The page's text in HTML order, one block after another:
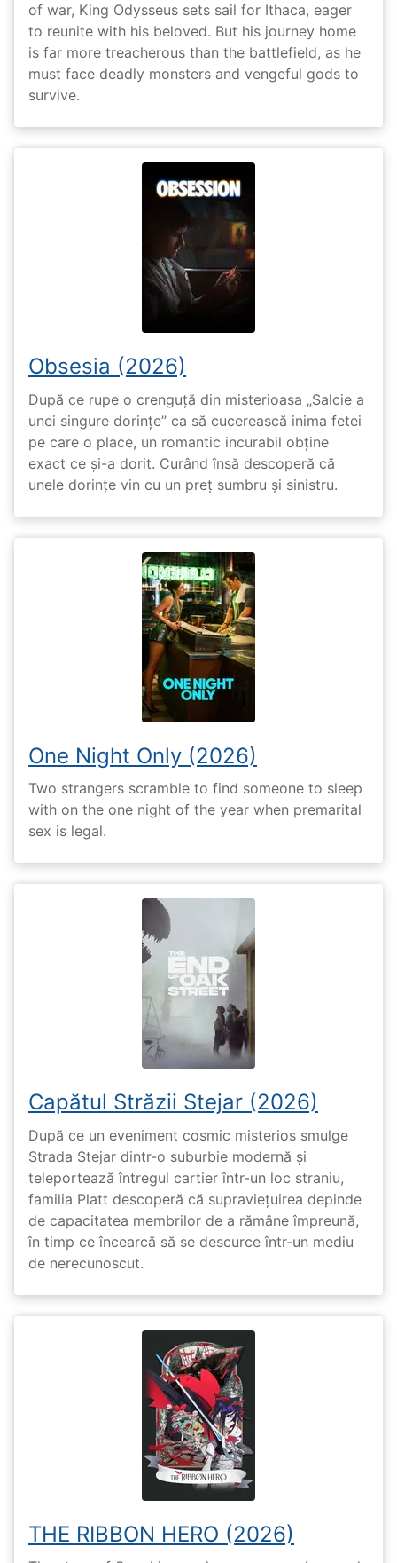
of war, King Odysseus sets sail for Ithaca, eager
to reunite with his beloved. But his journey home
is far more treacherous than the battlefield, as he
must face deadly monsters and vengeful gods to
survive.
Obsesia (2026)
După ce rupe o crenguță din misterioasa „Salcie a
unei singure dorințe” ca să cucerească inima fetei
pe care o place, un romantic incurabil obține
exact ce și-a dorit. Curând însă descoperă că
unele dorințe vin cu un preț sumbru și sinistru.
One Night Only (2026)
Two strangers scramble to find someone to sleep
with on the one night of the year when premarital
sex is legal.
Capătul Străzii Stejar (2026)
După ce un eveniment cosmic misterios smulge
Strada Stejar dintr-o suburbie modernă și
teleportează întregul cartier într-un loc straniu,
familia Platt descoperă că supraviețuirea depinde
de capacitatea membrilor de a rămâne împreună,
în timp ce încearcă să se descurce într-un mediu
de nerecunoscut.
THE RIBBON HERO (2026)